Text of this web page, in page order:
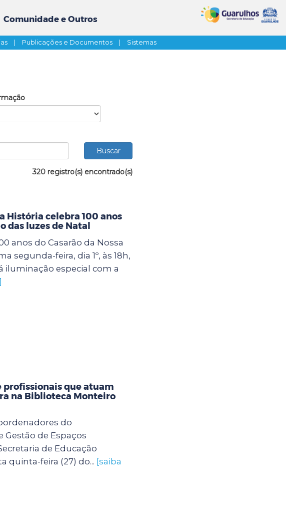
Comunidade e Outros
| Publicações e Documentos | Sistemas
320 registro(s) encontrado(s)
História celebra 100 anos
das luzes de Natal
anos do Casarão da Nossa
segunda-feira, dia 1º, às 18h,
iluminação especial com a
profissionais que atuam
na Biblioteca Monteiro
do
de Espaços
de Educação
quinta-feira (27) do... [saiba